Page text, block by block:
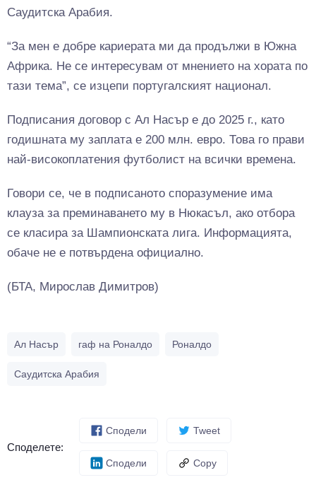
Саудитска Арабия.
“За мен е добре кариерата ми да продължи в Южна
Африка. Не се интересувам от мнението на хората по
тази тема”, се изцепи португалският национал.
Подписания договор с Ал Насър е до 2025 г., като
годишната му заплата е 200 млн. евро. Това го прави
най-високоплатения футболист на всички времена.
Говори се, че в подписаното споразумение има
клауза за преминаването му в Нюкасъл, ако отбора
се класира за Шампионската лига. Информацията,
обаче не е потвърдена официално.
(БТА, Мирослав Димитров)
Ал Насър гаф на Роналдо Роналдо
Саудитска Арабия
Споделете:
Сподели Tweet
Сподели Copy